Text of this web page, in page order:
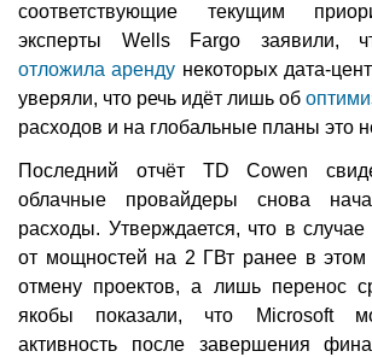
соответствующие текущим
эксперты Wells Fargo заявили,
отложила аренду некоторых дата-
уверяли, что речь идёт лишь об
расходов и на глобальные планы это
Последний отчёт TD Cowen
облачные провайдеры снова
расходы. Утверждается, что в случае
от мощностей на 2 ГВт ранее в этом
отмену проектов, а лишь перенос
якобы показали, что Microsoft
активность после завершения